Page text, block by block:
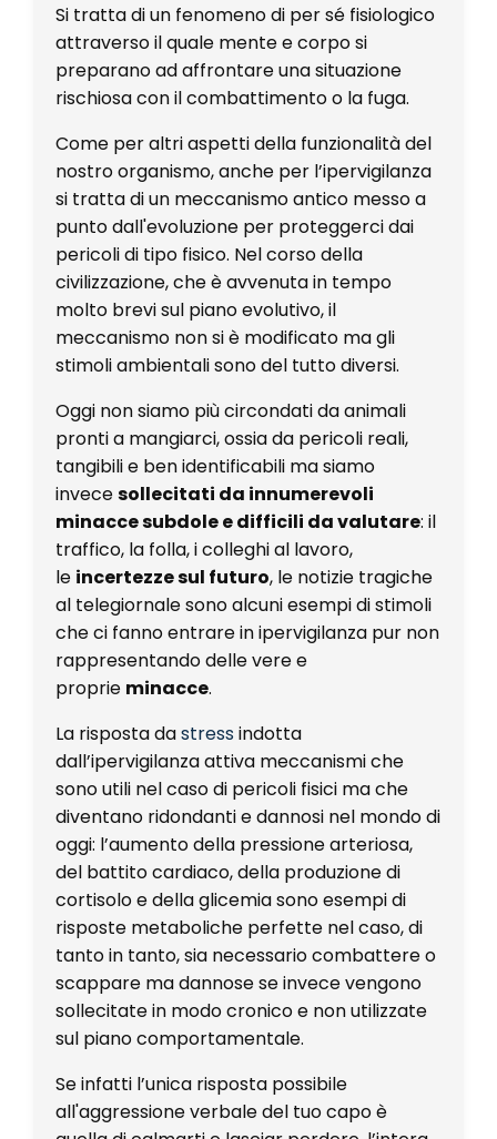
Si tratta di un fenomeno di per sé fisiologico
attraverso il quale mente e corpo si
preparano ad affrontare una situazione
rischiosa con il combattimento o la fuga.
Come per altri aspetti della funzionalità del
nostro organismo, anche per l’ipervigilanza
si tratta di un meccanismo antico messo a
punto dall'evoluzione per proteggerci dai
pericoli di tipo fisico. Nel corso della
civilizzazione, che è avvenuta in tempo
molto brevi sul piano evolutivo, il
meccanismo non si è modificato ma gli
stimoli ambientali sono del tutto diversi.
Oggi non siamo più circondati da animali
pronti a mangiarci, ossia da pericoli reali,
tangibili e ben identificabili ma siamo
invecesollecitati da innumerevoli
minacce subdole e difficili da valutare: il
traffico, la folla, i colleghi al lavoro,
le incertezze sul futuro, le notizie tragiche
al telegiornale sono alcuni esempi di stimoli
che ci fanno entrare in ipervigilanza pur non
rappresentando delle vere e
proprie minacce.
La risposta dastressindotta
dall’ipervigilanza attiva meccanismi che
sono utili nel caso di pericoli fisici ma che
diventano ridondanti e dannosi nel mondo di
oggi: l’aumento della pressione arteriosa,
del battito cardiaco, della produzione di
cortisolo e della glicemia sono esempi di
risposte metaboliche perfette nel caso, di
tanto in tanto, sia necessario combattere o
scappare ma dannose se invece vengono
sollecitate in modo cronico e non utilizzate
sul piano comportamentale.
Se infatti l’unica risposta possibile
all'aggressione verbale del tuo capo è